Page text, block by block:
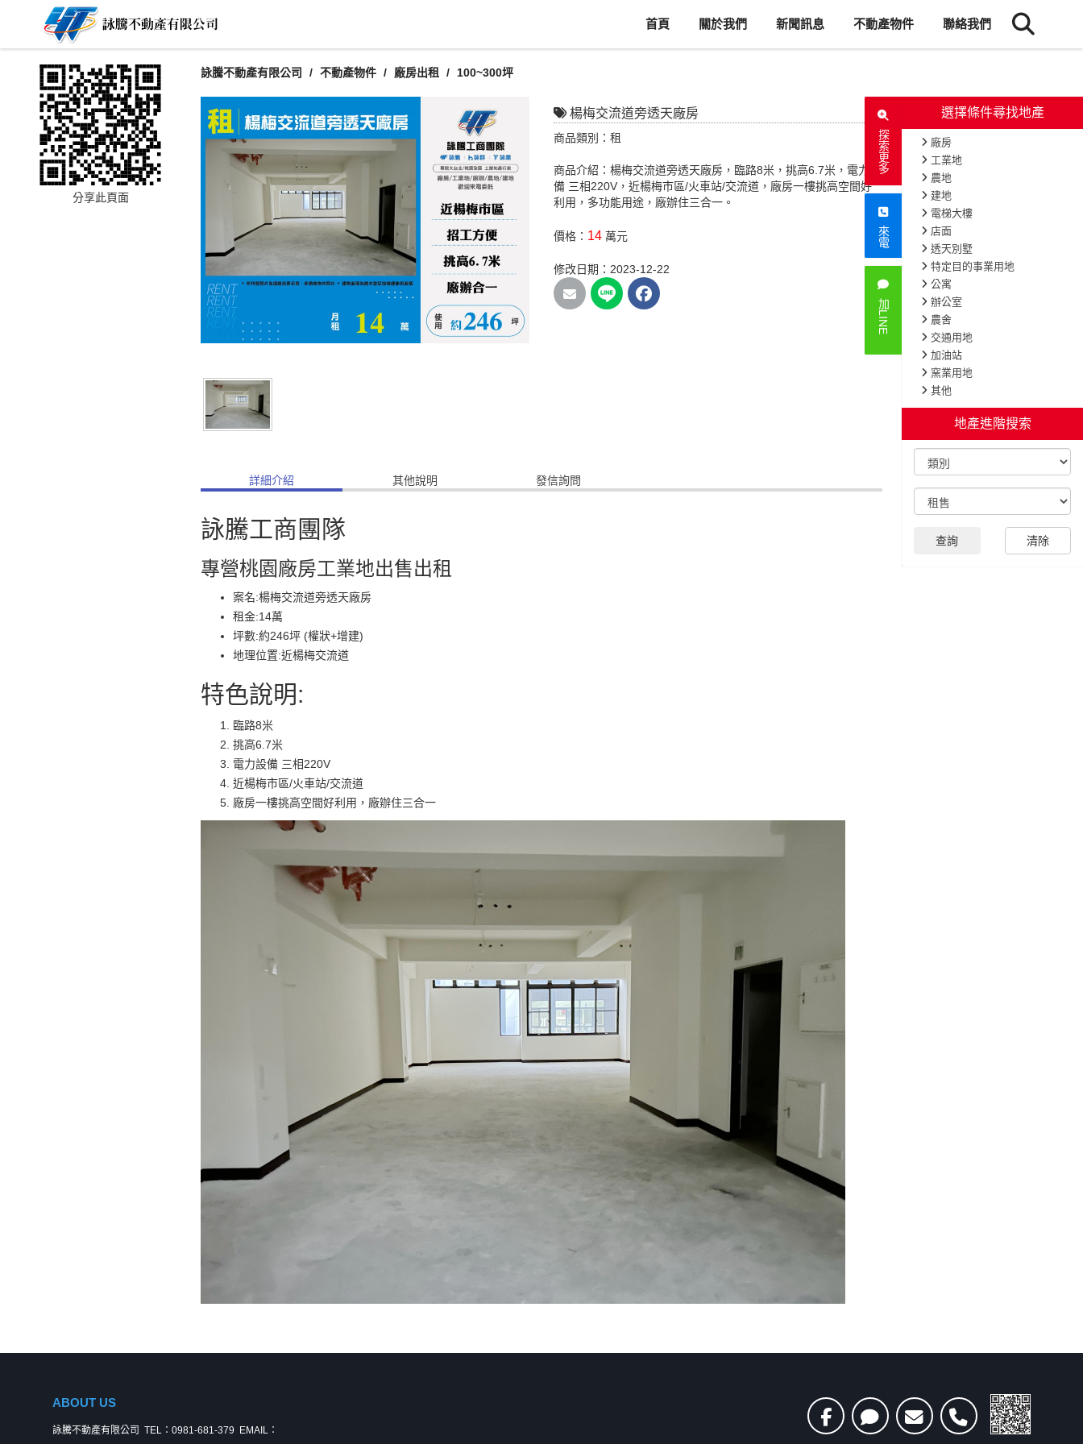
首頁 關於我們 新聞訊息 不動產物件 聯絡我們
選擇條件尋找地產
廠房
工業地
農地
建地
電梯大樓
店面
透天別墅
特定目的事業用地
公寓
辦公室
農舍
交通用地
加油站
窯業用地
其他
地產進階搜索
查詢 清除
探索更多
來電
加LINE
詠騰不動產有限公司 不動產物件 廠房出租 100~300坪
楊梅交流道旁透天廠房
商品類別：租
商品介紹：楊梅交流道旁透天廠房，臨路8米，挑高6.7米，電力設
備 三相220V，近楊梅市區/火車站/交流道，廠房一樓挑高空間好
利用，多功能用途，廠辦住三合一。
價格： 14 萬元
修改日期：2023-12-22
詳細介紹 其他說明 發信詢問
詠騰工商團隊
專營桃園廠房工業地出售出租
案名:楊梅交流道旁透天廠房
租金:14萬
坪數:約246坪 (權狀+增建)
地理位置:近楊梅交流道
特色說明:
臨路8米
挑高6.7米
電力設備 三相220V
近楊梅市區/火車站/交流道
廠房一樓挑高空間好利用，廠辦住三合一
分享此頁面
ABOUT US
詠騰不動產有限公司 TEL：0981-681-379 EMAIL：